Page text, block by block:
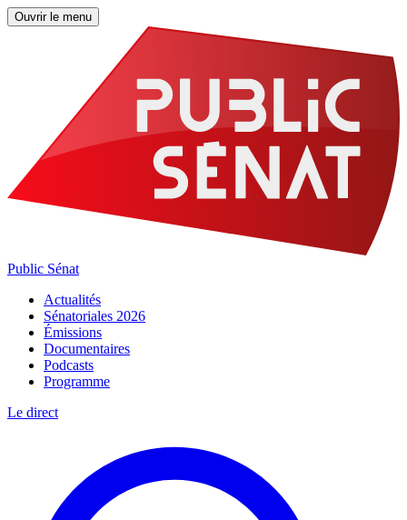
Ouvrir le menu
Public Sénat
Actualités
Sénatoriales 2026
Émissions
Documentaires
Podcasts
Programme
Le direct